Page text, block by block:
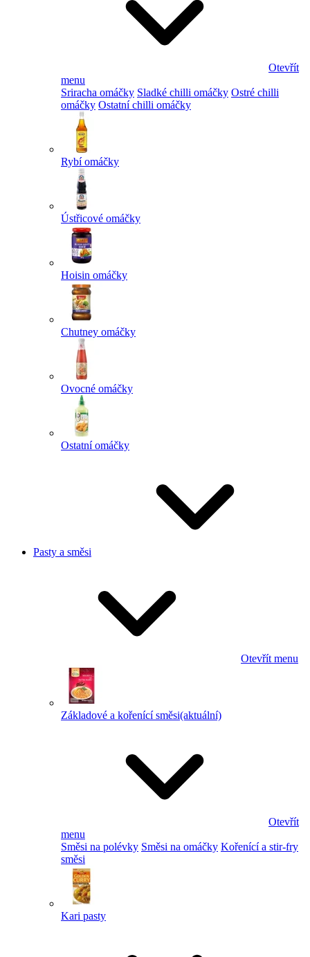
Otevřít
menu
Sriracha omáčky Sladké chilli omáčky Ostré chilli
omáčky Ostatní chilli omáčky
Rybí omáčky
Ústřicové omáčky
Hoisin omáčky
Chutney omáčky
Ovocné omáčky
Ostatní omáčky
Pasty a směsi
Otevřít menu
Základové a kořenící směsi(aktuální)
Otevřít
menu
Směsi na polévky Směsi na omáčky Kořenící a stir-fry
směsi
Kari pasty